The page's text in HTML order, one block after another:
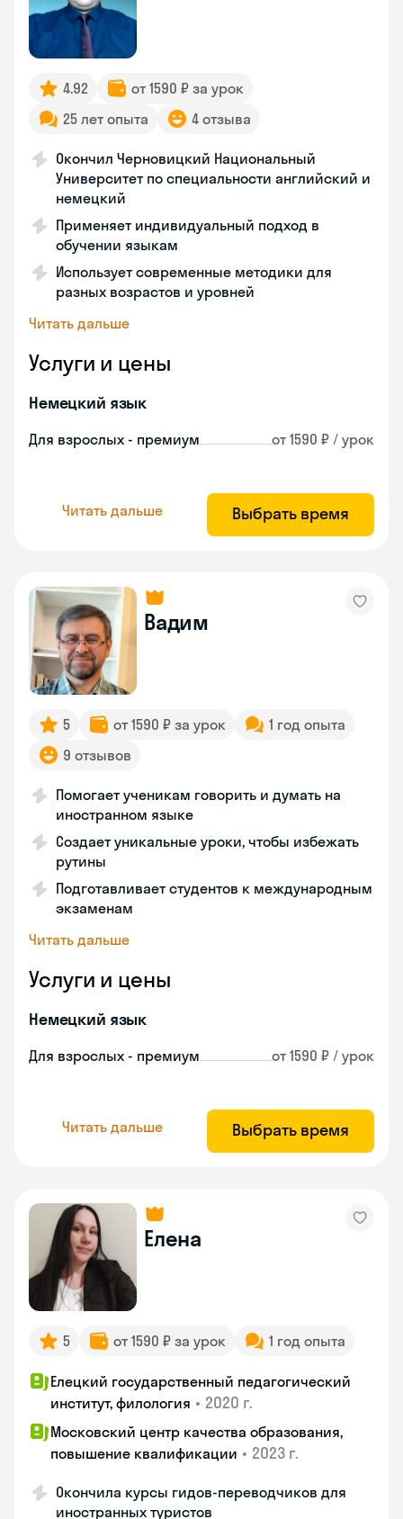
4.92
от 1590 ₽ за урок
25 лет опыта
4 отзыва
Окончил Черновицкий Национальный
Университет по специальности английский и
немецкий
Применяет индивидуальный подход в
обучении языкам
Использует современные методики для
разных возрастов и уровней
Читать дальше
Услуги и цены
Немецкий язык
Для взрослых - премиум от 1590 ₽ / урок
Читать дальше Выбрать время
Вадим
5 от 1590 ₽ за урок
1 год опыта
9 отзывов
Помогает ученикам говорить и думать на
иностранном языке
Создает уникальные уроки, чтобы избежать
рутины
Подготавливает студентов к международным
экзаменам
Читать дальше
Услуги и цены
Немецкий язык
Для взрослых - премиум от 1590 ₽ / урок
Читать дальше Выбрать время
Елена
5 от 1590 ₽ за урок 1 год опыта
Елецкий государственный педагогический
институт, филология • 2020 г.
Московский центр качества образования,
повышение квалификации • 2023 г.
Окончила курсы гидов-переводчиков для
иностранных туристов